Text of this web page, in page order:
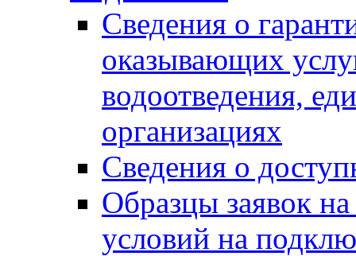
Сведения о
оказывающих
водоотведения,
организациях
Сведения о
Образцы заявок
условий на